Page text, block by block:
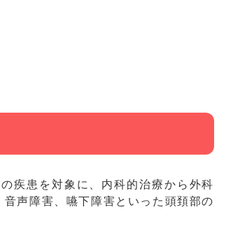
疾患を対象に、内科的治療から外科
声障害、嚥下障害といった頭頚部の